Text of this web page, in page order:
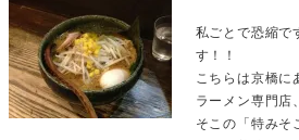
私ごとで恐縮で
す！！
こちらは京橋
ラーメン専門店、
そこの「特み